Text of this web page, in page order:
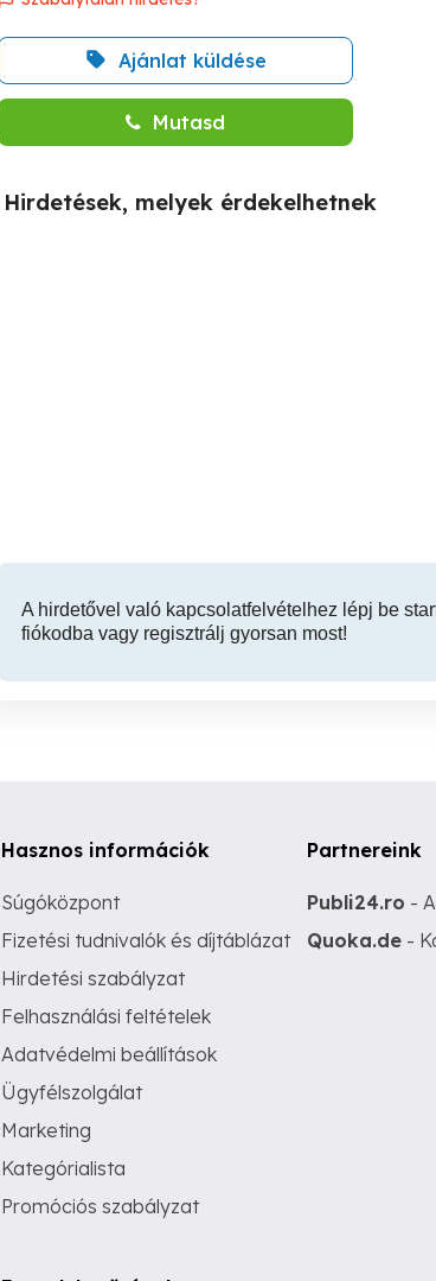
Ajánlat küldése
Mutasd
Hirdetések, melyek érdekelhetnek
A hirdetővel való kapcsolatfelvételhez lépj be
fiókodba vagy regisztrálj gyorsan most!
Hasznos információk
Súgóközpont
Fizetési tudnivalók és díjtáblázat
Hirdetési szabályzat
Felhasználási feltételek
Adatvédelmi beállítások
Ügyfélszolgálat
Marketing
Kategórialista
Promóciós szabályzat
Partnereink
Publi24.ro -
Quoka.de -